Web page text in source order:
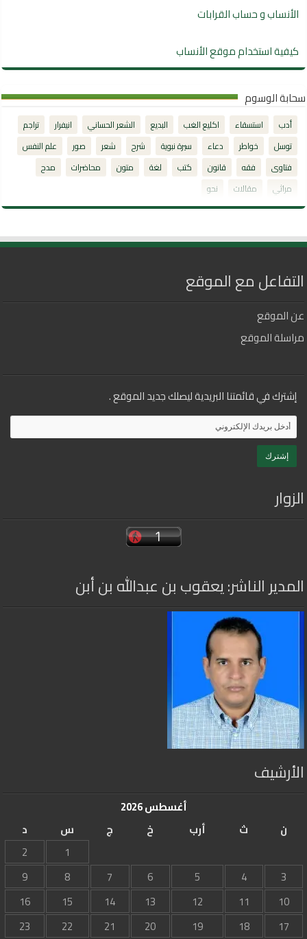
الأنساب و حساب القرابات
كيفية استخدام موقع الأنساب
سحابة الوسوم
أدب استسقاء اكليع الغب البديع الشعر الحساني انيفرار
تراجم
توسل
خواطر دعاء سيرة نبوية شرح شعر صور
علم النفس
فتاوى
فقه قانون كتب لغة متون محاضرات
مدح
مراثي
مقالات نحو
التفاعل مع الموقع
عن الموقع
مراسلة الموقع
إشترك في قائمتنا البريدية ليصلك جديد الموقع .
الزوار
المدير الناشر: يعقوب بن عبدالله بن أبن
الأرشيف
أغسطس 2026
ن
ث أرب خ ج س
د
1
2
3
4
5
6
7
8
9
10
11
12
13
14
15
16
17
18
19
20
21
22
23